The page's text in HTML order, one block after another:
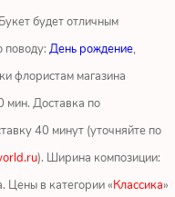
будет отличным
День рождение,
флористам магазина
мин. Доставка по
40 минут (уточняйте по
). Ширина композиции:
Цены в категории «Классика»